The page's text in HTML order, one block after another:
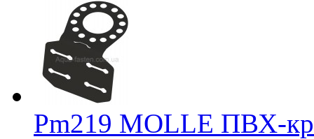
Pm219 MOLLE ПВХ-